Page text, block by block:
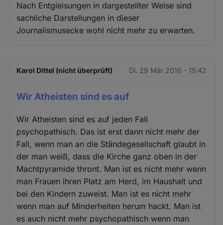
Nach Entgleisungen in dargestellter Weise sind
sachliche Darstellungen in dieser
Journalismusecke wohl nicht mehr zu erwarten.
Karol Dittel (nicht überprüft) Di. 29 Mär 2016 - 15:42
Wir Atheisten sind es auf
Wir Atheisten sind es auf jeden Fall
psychopathisch. Das ist erst dann nicht mehr der
Fall, wenn man an die Ständegesellschaft glaubt in
der man weiß, dass die Kirche ganz oben in der
Machtpyramide thront. Man ist es nicht mehr wenn
man Frauen ihren Platz am Herd, im Haushalt und
bei den Kindern zuweist. Man ist es nicht mehr
wenn man auf Minderheiten herum hackt. Man ist
es auch nicht mehr psychopathisch wenn man